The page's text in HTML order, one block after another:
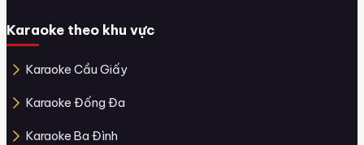
Karaoke theo khu vực
Karaoke Cầu Giấy
Karaoke Đống Đa
Karaoke Ba Đình